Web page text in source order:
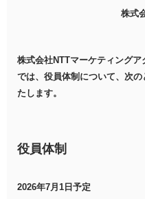
株式
株式会社NTTマーケティングア
では、役員体制について、次
たします。
役員体制
2026年7月1日予定